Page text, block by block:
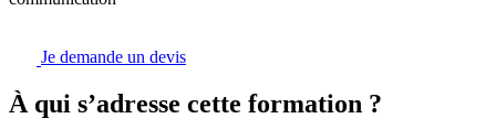
Je demande un devis
À qui s’adresse cette formation ?